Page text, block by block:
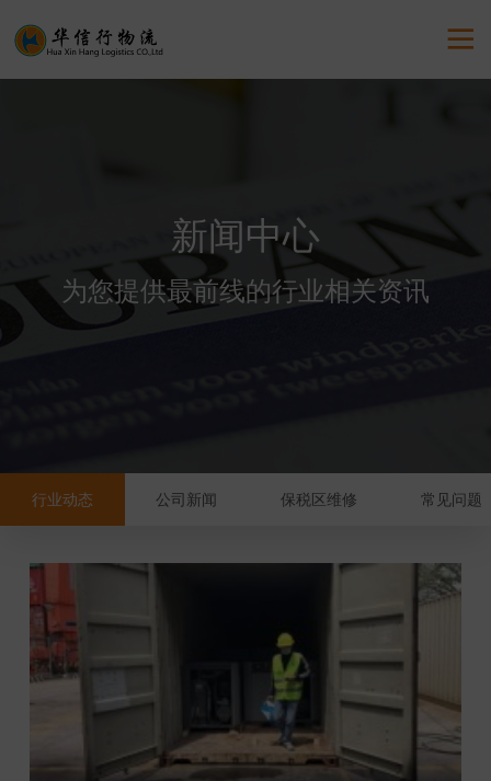

新闻中心
为您提供最前线的行业相关资讯
行业动态 公司新闻 保税区维修 常见问题